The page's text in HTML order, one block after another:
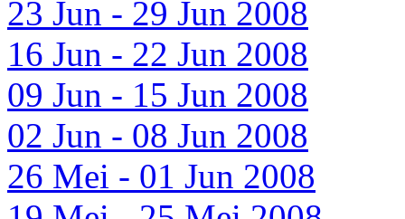
23 Jun - 29 Jun 2008
16 Jun - 22 Jun 2008
09 Jun - 15 Jun 2008
02 Jun - 08 Jun 2008
26 Mei - 01 Jun 2008